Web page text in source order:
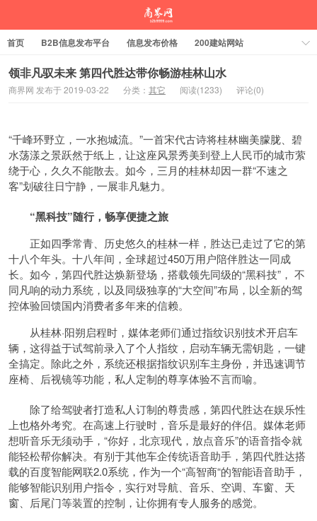
首页 B2B信息发布平台 信息发布价格 200建站网站
领非凡驭未来 第四代胜达带你畅游桂林山水
商界网 发布于 2019-03-22 分类： 其它 阅读(1233) 评论(0)
“千峰环野立，一水抱城流。”一首宋代古诗将桂林幽美朦胧、碧
水荡漾之景跃然于纸上，让这座风景秀美到登上人民币的城市萦
绕于心，久久不能散去。如今，三月的桂林却因一群“不速之
客”划破往日宁静，一展非凡魅力。
“黑科技”随行，畅享便捷之旅
正如四季常青、历史悠久的桂林一样，胜达已走过了它的第
十八个年头。十八年间，全球超过450万用户陪伴胜达一同成
长。如今，第四代胜达焕新登场，搭载领先同级的“黑科技”， 不
同凡响的动力系统，以及同级独享的“大空间”布局，以全新的驾
控体验回馈国内消费者多年来的信赖。
从桂林·阳朔启程时，媒体老师们通过指纹识别技术开启车
辆，这得益于试驾前录入了个人指纹，启动车辆无需钥匙，一键
全搞定。除此之外，系统还根据指纹识别车主身份，并迅速调节
座椅、后视镜等功能，私人定制的尊享体验不言而喻。
除了给驾驶者打造私人订制的尊贵感，第四代胜达在娱乐性
上也格外考究。在高速上行驶时，音乐是最好的伴侣。媒体老师
想听音乐无须动手，“你好，北京现代，放点音乐”的语音指令就
能轻松帮你解决。有别于其他车企传统语音助手，第四代胜达搭
载的百度智能网联2.0系统，作为一个“高智商“的智能语音助手，
能够智能识别用户指令，实行对导航、音乐、空调、车窗、天
窗、后尾门等装置的控制，让你拥有专人服务的感觉。